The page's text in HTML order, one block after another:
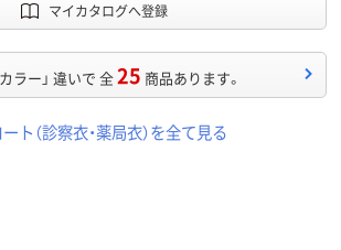
マイカタログへ登録
カラー」 違いで 全25 商品あります。
ト（診察衣・薬局衣）を全て見る